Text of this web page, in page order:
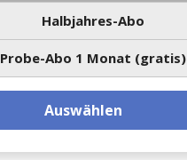
Halbjahres-Abo
Probe-Abo 1 Monat (gratis)
Auswählen